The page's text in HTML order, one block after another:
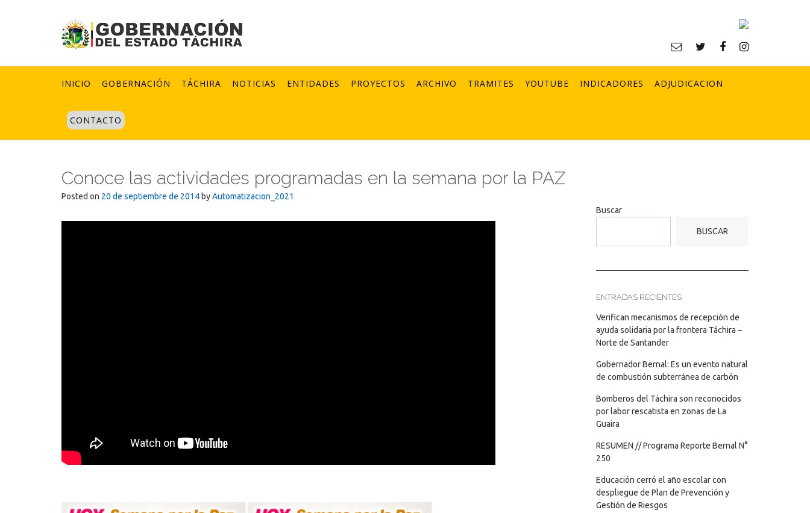
INICIO GOBERNACIÓN TÁCHIRA NOTICIAS ENTIDADES PROYECTOS ARCHIVO TRAMITES YOUTUBE INDICADORES ADJUDICACION
CONTACTO
Conoce las actividades programadas en la semana por la PAZ
Posted on 20 de septiembre de 2014 byAutomatizacion_2021
Buscar
BUSCAR
ENTRADAS RECIENTES
Verifican mecanismos de recepción de
ayuda solidaria por la frontera Táchira –
Norte de Santander
Gobernador Bernal: Es un evento natural
de combustión subterránea de carbón
Bomberos del Táchira son reconocidos
por labor rescatista en zonas de La
Guaira
RESUMEN // Programa Reporte Bernal N°
250
Educación cerró el año escolar con
despliegue de Plan de Prevención y
Gestión de Riesgos